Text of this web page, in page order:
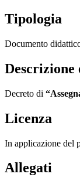
Tipologia
Documento
Descrizione
Decreto di
Licenza
In applicazione del
Allegati